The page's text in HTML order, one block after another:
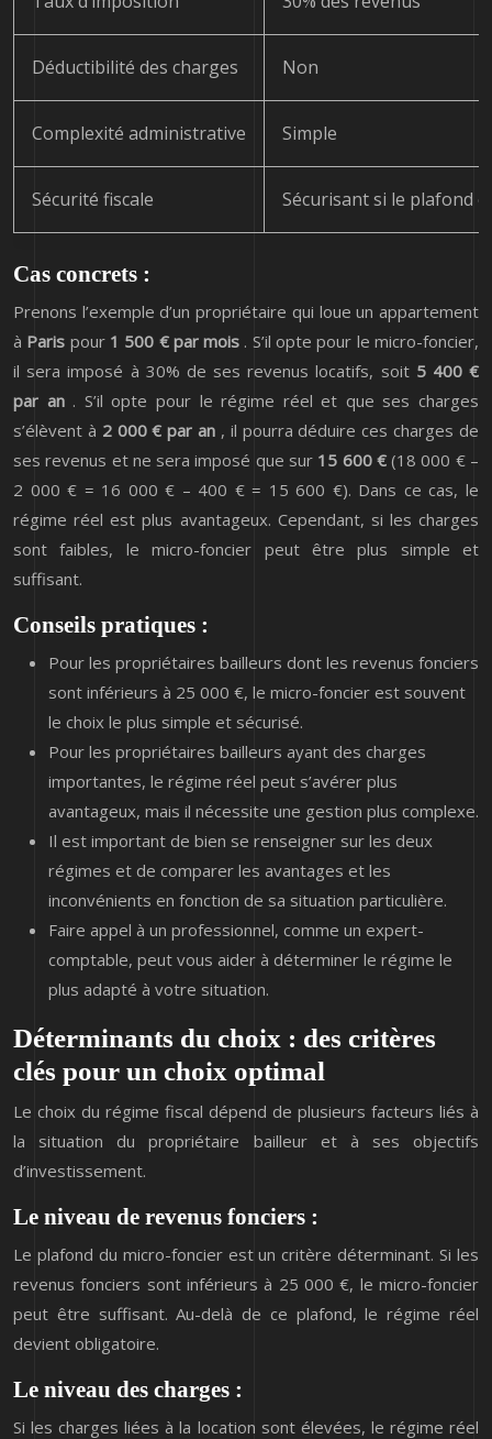
Déductibilité des charges Non
Complexité administrative Simple
Sécurité fiscale Sécurisant si le plafond
Cas concrets :
Prenons l’exemple d’un propriétaire qui loue un appartement
à Paris pour 1 500 € par mois . S’il opte pour le micro-foncier,
il sera imposé à 30% de ses revenus locatifs, soit 5 400 €
par an . S’il opte pour le régime réel et que ses charges
s’élèvent à 2 000 € par an , il pourra déduire ces charges de
ses revenus et ne sera imposé que sur 15 600 €(18 000 € –
2 000 € = 16 000 € – 400 € = 15 600 €). Dans ce cas, le
régime réel est plus avantageux. Cependant, si les charges
sont faibles, le micro-foncier peut être plus simple et
suffisant.
Conseils pratiques :
Pour les propriétaires bailleurs dont les revenus fonciers
sont inférieurs à 25 000 €, le micro-foncier est souvent
le choix le plus simple et sécurisé.
Pour les propriétaires bailleurs ayant des charges
importantes, le régime réel peut s’avérer plus
avantageux, mais il nécessite une gestion plus complexe.
Il est important de bien se renseigner sur les deux
régimes et de comparer les avantages et les
inconvénients en fonction de sa situation particulière.
Faire appel à un professionnel, comme un expert-
comptable, peut vous aider à déterminer le régime le
plus adapté à votre situation.
Déterminants du choix : des critères
clés pour un choix optimal
Le choix du régime fiscal dépend de plusieurs facteurs liés à
la situation du propriétaire bailleur et à ses objectifs
d’investissement.
Le niveau de revenus fonciers :
Le plafond du micro-foncier est un critère déterminant. Si les
revenus fonciers sont inférieurs à 25 000 €, le micro-foncier
peut être suffisant. Au-delà de ce plafond, le régime réel
devient obligatoire.
Le niveau des charges :
Si les charges liées à la location sont élevées, le régime réel